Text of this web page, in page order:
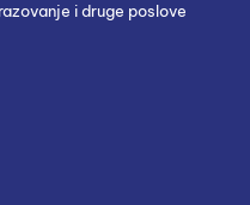
i druge poslove